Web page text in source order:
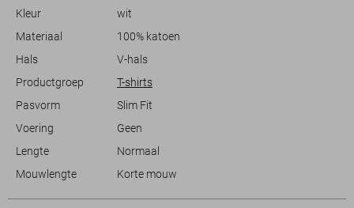
Kleur
wit
Materiaal
100% katoen
Hals
V-hals
Productgroep
T-shirts
Pasvorm
Slim Fit
Voering
Geen
Lengte
Normaal
Mouwlengte
Korte mouw